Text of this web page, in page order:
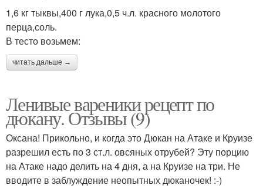
1,6 кг тыквы,400 г лука,0,5 ч.л. красного молотого
перца,соль.
В тесто возьмем:
читать дальше →
Ленивые вареники рецепт по
дюкану. Отзывы (9)
Оксана! Прикольно, и когда это Дюкан на Атаке и Круизе
разрешил есть по 3 ст.л. овсяных отрубей? Эту порцию
на Атаке надо делить на 4 дня, а на Круизе на три. Не
вводите в заблуждение неопытных дюканочек! :-)